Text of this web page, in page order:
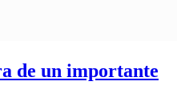
de un importante